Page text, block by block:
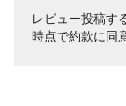
レビュー投稿す
時点で約款に同